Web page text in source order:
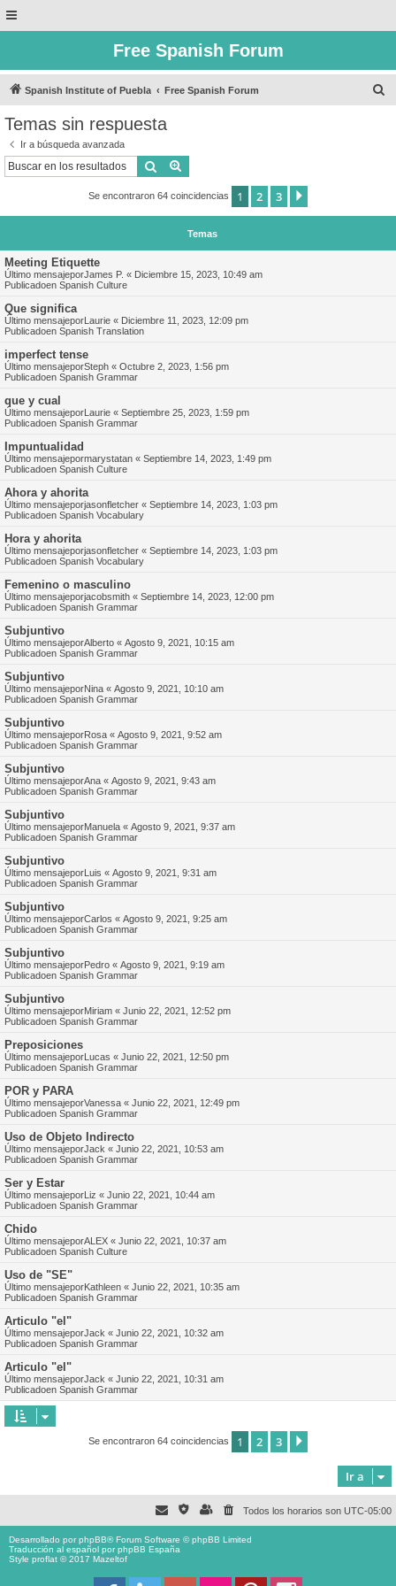
Free Spanish Forum
Spanish Institute of Puebla Free Spanish Forum
Temas sin respuesta
Ir a búsqueda avanzada
Buscar
Se encontraron 64 coincidencias 1 2 3
Temas
Meeting Etiquette
Último mensajeporJames P. « Diciembre 15, 2023, 10:49 am
Publicadoen Spanish Culture
Que significa
Último mensajeporLaurie « Diciembre 11, 2023, 12:09 pm
Publicadoen Spanish Translation
imperfect tense
Último mensajeporSteph « Octubre 2, 2023, 1:56 pm
Publicadoen Spanish Grammar
que y cual
Último mensajeporLaurie « Septiembre 25, 2023, 1:59 pm
Publicadoen Spanish Grammar
Impuntualidad
Último mensajepormarystatan « Septiembre 14, 2023, 1:49 pm
Publicadoen Spanish Culture
Ahora y ahorita
Último mensajeporjasonfletcher « Septiembre 14, 2023, 1:03 pm
Publicadoen Spanish Vocabulary
Hora y ahorita
Último mensajeporjasonfletcher « Septiembre 14, 2023, 1:03 pm
Publicadoen Spanish Vocabulary
Femenino o masculino
Último mensajeporjacobsmith « Septiembre 14, 2023, 12:00 pm
Publicadoen Spanish Grammar
Subjuntivo
Último mensajeporAlberto « Agosto 9, 2021, 10:15 am
Publicadoen Spanish Grammar
Subjuntivo
Último mensajeporNina « Agosto 9, 2021, 10:10 am
Publicadoen Spanish Grammar
Subjuntivo
Último mensajeporRosa « Agosto 9, 2021, 9:52 am
Publicadoen Spanish Grammar
Subjuntivo
Último mensajeporAna « Agosto 9, 2021, 9:43 am
Publicadoen Spanish Grammar
Subjuntivo
Último mensajeporManuela « Agosto 9, 2021, 9:37 am
Publicadoen Spanish Grammar
Subjuntivo
Último mensajeporLuis « Agosto 9, 2021, 9:31 am
Publicadoen Spanish Grammar
Subjuntivo
Último mensajeporCarlos « Agosto 9, 2021, 9:25 am
Publicadoen Spanish Grammar
Subjuntivo
Último mensajeporPedro « Agosto 9, 2021, 9:19 am
Publicadoen Spanish Grammar
Subjuntivo
Último mensajeporMiriam « Junio 22, 2021, 12:52 pm
Publicadoen Spanish Grammar
Preposiciones
Último mensajeporLucas « Junio 22, 2021, 12:50 pm
Publicadoen Spanish Grammar
POR y PARA
Último mensajeporVanessa « Junio 22, 2021, 12:49 pm
Publicadoen Spanish Grammar
Uso de Objeto Indirecto
Último mensajeporJack « Junio 22, 2021, 10:53 am
Publicadoen Spanish Grammar
Ser y Estar
Último mensajeporLiz « Junio 22, 2021, 10:44 am
Publicadoen Spanish Grammar
Chido
Último mensajeporALEX « Junio 22, 2021, 10:37 am
Publicadoen Spanish Culture
Uso de "SE"
Último mensajeporKathleen « Junio 22, 2021, 10:35 am
Publicadoen Spanish Grammar
Articulo "el"
Último mensajeporJack « Junio 22, 2021, 10:32 am
Publicadoen Spanish Grammar
Articulo "el"
Último mensajeporJack « Junio 22, 2021, 10:31 am
Publicadoen Spanish Grammar
Se encontraron 64 coincidencias 1 2 3
Ir a
Todos los horarios son UTC-05:00
Desarrollado porphpBB® Forum Software © phpBB Limited
Traducción al español porphpBB España
Style proflat © 2017 Mazeltof